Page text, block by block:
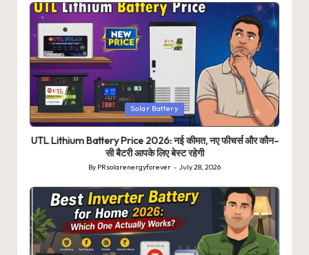
Posted
in
Solar Battery
UTL Lithium Battery Price 2026: नई कीमत, नए फीचर्स और कौन-
सी बैटरी आपके लिए बेस्ट रहेगी
Posted
by
By PRsolarenergyforever July 28, 2026